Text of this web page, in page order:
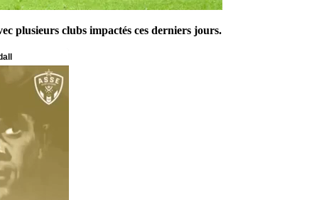
plusieurs clubs impactés ces derniers jours.